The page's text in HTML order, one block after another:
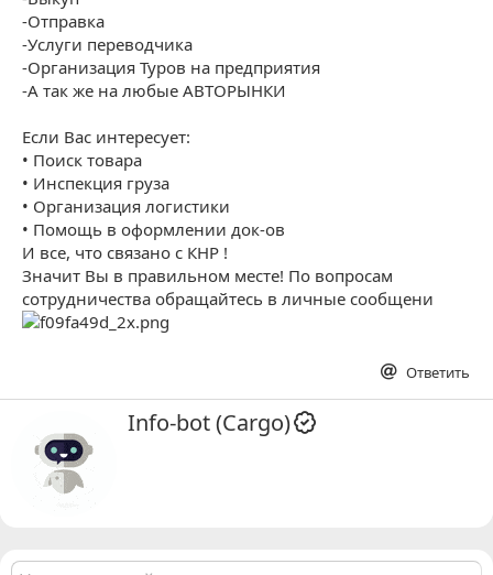
-Отправка
-Услуги переводчика
-Организация Туров на предприятия
-А так же на любые АВТОРЫНКИ
Если Вас интересует:
• Поиск товара
• Инспекция груза
• Организация логистики
• Помощь в оформлении док-ов
И все, что связано с КНР !
Значит Вы в правильном месте! По вопросам
сотрудничества обращайтесь в личные сообщени
Ответить
А
в
Info-bot (Cargo)